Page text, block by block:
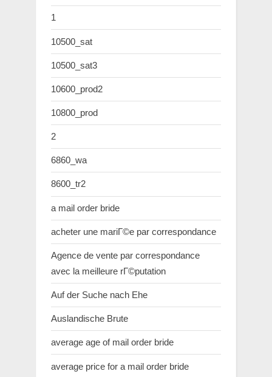
1
10500_sat
10500_sat3
10600_prod2
10800_prod
2
6860_wa
8600_tr2
a mail order bride
acheter une mariГ©e par correspondance
Agence de vente par correspondance
avec la meilleure rГ©putation
Auf der Suche nach Ehe
Auslandische Brute
average age of mail order bride
average price for a mail order bride